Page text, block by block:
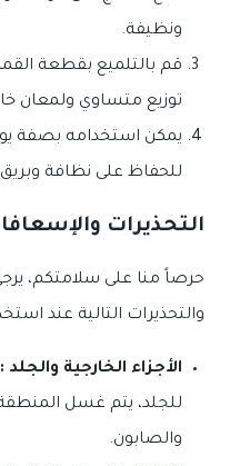
ونظيفة.
قم بالتلميع بقطعة
توزيع متساوي ولمعان
يمكن استخدامه بصفة
للحفاظ على نظافة
التحذيرات
حرصاً منا على سلامتكم،
والتحذيرات التالية عند
الأجزاء الخارجية والجلد :
للجلد، يتم غسل المنطقة
والصابون.